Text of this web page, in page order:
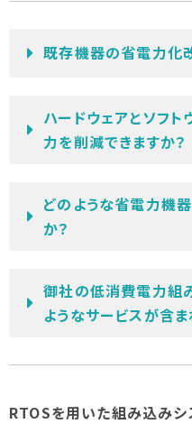
既存機器の省電力化
ハードウェアとソフト
力を削減できますか？
どのような省電力機
か？
御社の低消費電力組
ようなサービスが含ま
RTOSを用いた組み込みシ